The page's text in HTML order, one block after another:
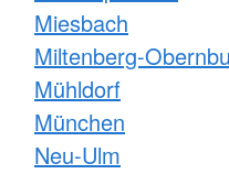
Miesbach
Miltenberg-
Mühldorf
München
Neu-Ulm